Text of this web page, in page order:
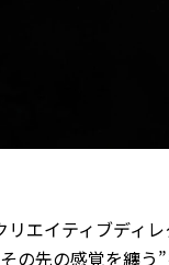
リエイティブディ
の先の感覚を纏う